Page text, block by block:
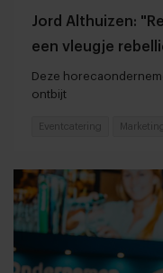
Jord Althuizen:
een vleugje
Deze
ontbijt
Eventcatering